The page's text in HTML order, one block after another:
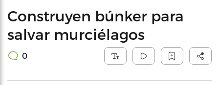
Construyen búnker para
salvar murciélagos
0